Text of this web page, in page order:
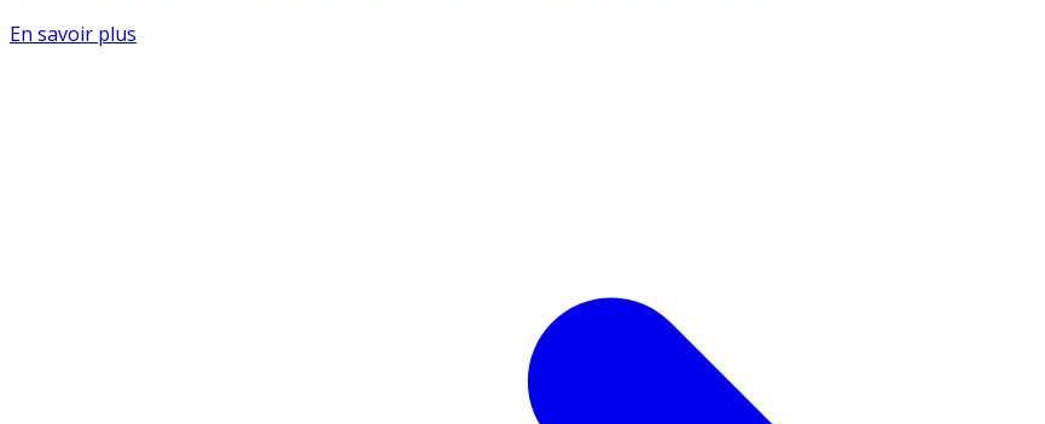
En savoir plus